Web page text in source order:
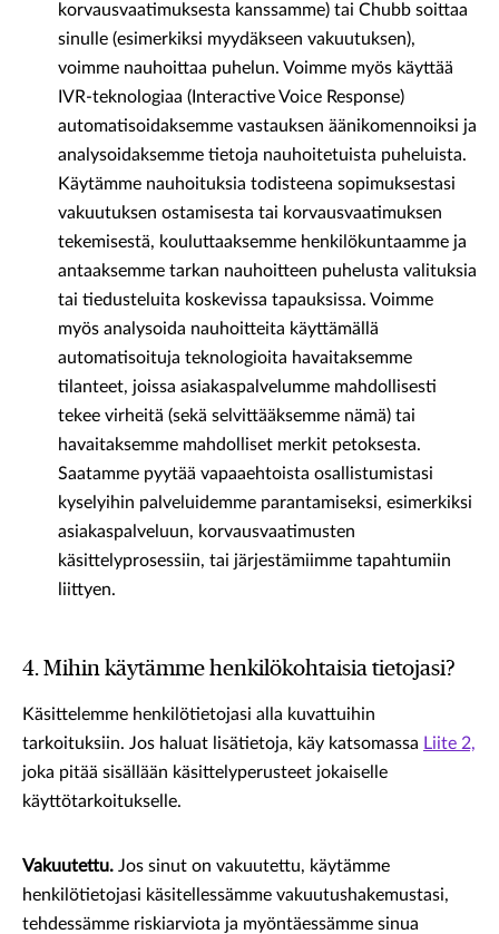
korvausvaatimuksesta kanssamme) tai Chubb soittaa
sinulle (esimerkiksi myydäkseen vakuutuksen),
voimme nauhoittaa puhelun. Voimme myös käyttää
IVR-teknologiaa (Interactive Voice Response)
automatisoidaksemme vastauksen äänikomennoiksi ja
analysoidaksemme tietoja nauhoitetuista puheluista.
Käytämme nauhoituksia todisteena sopimuksestasi
vakuutuksen ostamisesta tai korvausvaatimuksen
tekemisestä, kouluttaaksemme henkilökuntaamme ja
antaaksemme tarkan nauhoitteen puhelusta valituksia
tai tiedusteluita koskevissa tapauksissa. Voimme
myös analysoida nauhoitteita käyttämällä
automatisoituja teknologioita havaitaksemme
tilanteet, joissa asiakaspalvelumme mahdollisesti
tekee virheitä (sekä selvittääksemme nämä) tai
havaitaksemme mahdolliset merkit petoksesta.
Saatamme pyytää vapaaehtoista osallistumistasi
kyselyihin palveluidemme parantamiseksi, esimerkiksi
asiakaspalveluun, korvausvaatimusten
käsittelyprosessiin, tai järjestämiimme tapahtumiin
liittyen.
4. Mihin käytämme henkilökohtaisia tietojasi?
Käsittelemme henkilötietojasi alla kuvattuihin
tarkoituksiin. Jos haluat lisätietoja, käy katsomassa Liite 2,
joka pitää sisällään käsittelyperusteet jokaiselle
käyttötarkoitukselle.
Vakuutettu. Jos sinut on vakuutettu, käytämme
henkilötietojasi käsitellessämme vakuutushakemustasi,
tehdessämme riskiarviota ja myöntäessämme sinua